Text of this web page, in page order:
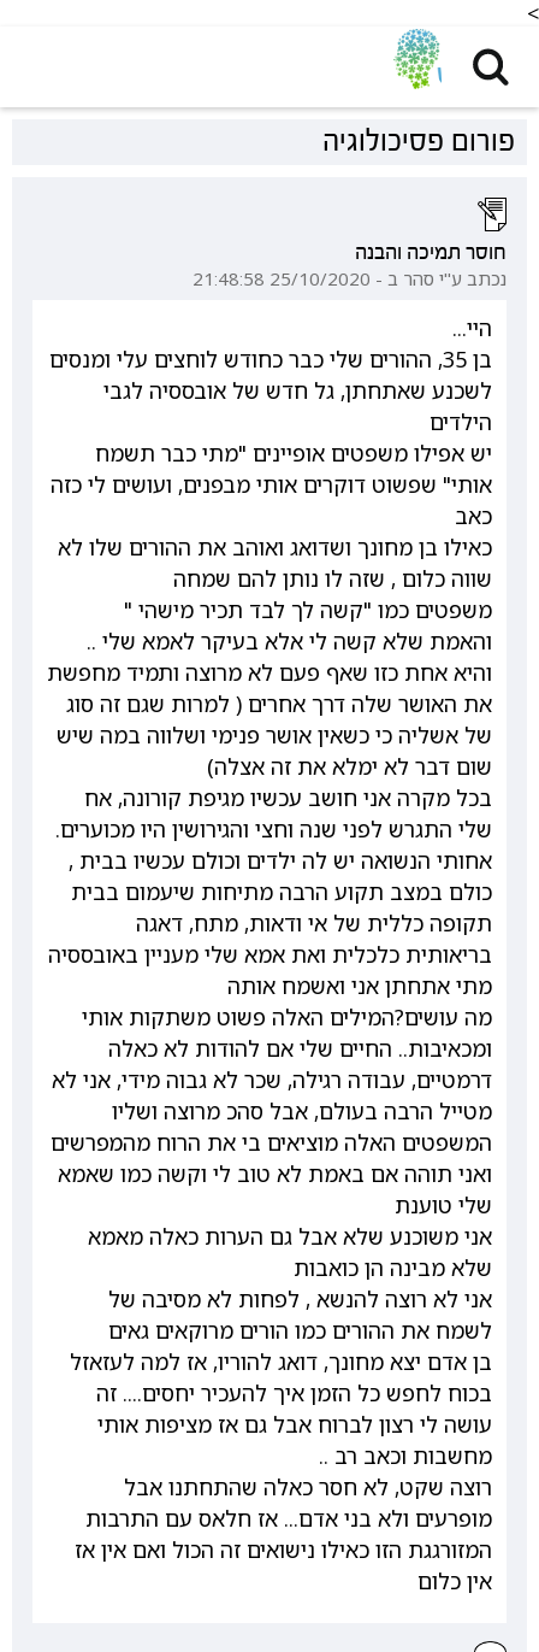
<
פורום פסיכולוגיה
חוסר תמיכה והבנה
נכתב ע"י סהר ב - 25/10/2020 21:48:58
היי...
בן 35, ההורים שלי כבר כחודש לוחצים עלי ומנסים
לשכנע שאתחתן, גל חדש של אובססיה לגבי
הילדים
יש אפילו משפטים אופיינים "מתי כבר תשמח
אותי" שפשוט דוקרים אותי מבפנים, ועושים לי כזה
כאב
כאילו בן מחונך ושדואג ואוהב את ההורים שלו לא
שווה כלום , שזה לו נותן להם שמחה
משפטים כמו "קשה לך לבד תכיר מישהי "
והאמת שלא קשה לי אלא בעיקר לאמא שלי ..
והיא אחת כזו שאף פעם לא מרוצה ותמיד מחפשת
את האושר שלה דרך אחרים ( למרות שגם זה סוג
של אשליה כי כשאין אושר פנימי ושלווה במה שיש
שום דבר לא ימלא את זה אצלה)
בכל מקרה אני חושב עכשיו מגיפת קורונה, אח
שלי התגרש לפני שנה וחצי והגירושין היו מכוערים.
אחותי הנשואה יש לה ילדים וכולם עכשיו בבית ,
כולם במצב תקוע הרבה מתיחות שיעמום בבית
תקופה כללית של אי ודאות, מתח, דאגה
בריאותית כלכלית ואת אמא שלי מעניין באובססיה
מתי אתחתן אני ואשמח אותה
מה עושים?המילים האלה פשוט משתקות אותי
ומכאיבות.. החיים שלי אם להודות לא כאלה
דרמטיים, עבודה רגילה, שכר לא גבוה מידי, אני לא
מטייל הרבה בעולם, אבל סהכ מרוצה ושליו
המשפטים האלה מוציאים בי את הרוח מהמפרשים
ואני תוהה אם באמת לא טוב לי וקשה כמו שאמא
שלי טוענת
אני משוכנע שלא אבל גם הערות כאלה מאמא
שלא מבינה הן כואבות
אני לא רוצה להנשא , לפחות לא מסיבה של
לשמח את ההורים כמו הורים מרוקאים גאים
בן אדם יצא מחונך, דואג להוריו, אז למה לעזאזל
בכוח לחפש כל הזמן איך להעכיר יחסים.... זה
עושה לי רצון לברוח אבל גם אז מציפות אותי
מחשבות וכאב רב ..
רוצה שקט, לא חסר כאלה שהתחתנו אבל
מופרעים ולא בני אדם... אז חלאס עם התרבות
המזורגגת הזו כאילו נישואים זה הכול ואם אין אז
אין כלום